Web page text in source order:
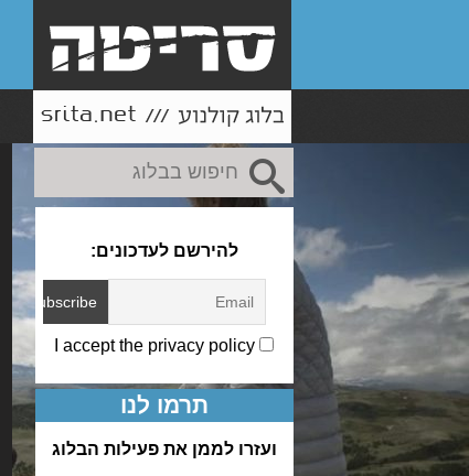
להירשם לעדכונים:
תרמו לנו
ועזרו לממן את פעילות הבלוג